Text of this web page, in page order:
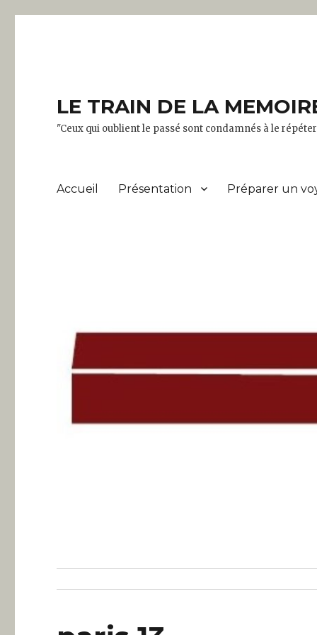
LE TRAIN DE LA
"Ceux qui oublient le passé sont condamnés à le
Accueil Présentation Préparer un